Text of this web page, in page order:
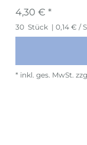
4,30 € *
30 Stück | 0,14 € /
* inkl. ges. MwSt.